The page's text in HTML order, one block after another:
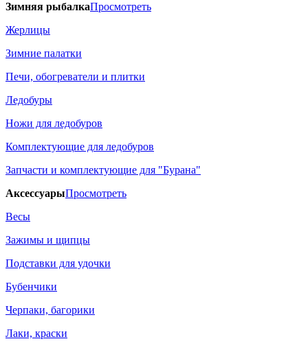
Зимняя рыбалкаПросмотреть
Жерлицы
Зимние палатки
Печи, обогреватели и плитки
Ледобуры
Ножи для ледобуров
Комплектующие для ледобуров
Запчасти и комплектующие для "Бурана"
АксессуарыПросмотреть
Весы
Зажимы и щипцы
Подставки для удочки
Бубенчики
Черпаки, багорики
Лаки, краски